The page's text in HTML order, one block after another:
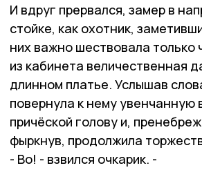
И вдруг прервался, замер в
стойке, как охотник,
них важно шествовала
из кабинета величественная
длинном платье. Услышав
повернула к нему увенчанную
причёской голову и,
фыркнув, продолжила
- Во! - взвился очкарик. -